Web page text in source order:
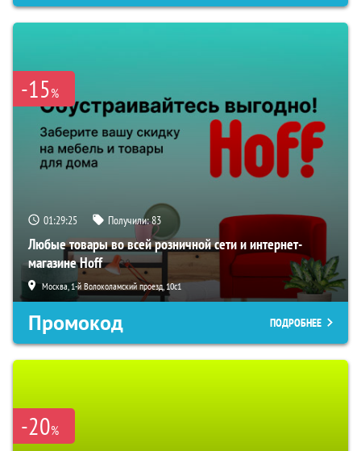
-15%
01:29:24 Получили:83
Любые товары во всей розничной сети и интернет-
магазине Hoff
Москва, 1-й Волоколамский проезд, 10с1
Промокод ПОДРОБНЕЕ
-20%